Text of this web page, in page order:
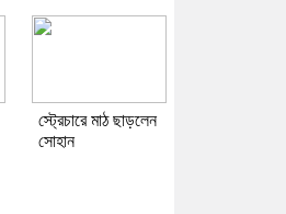
স্ট্রেচারে মাঠ ছাড়লেন
সোহান